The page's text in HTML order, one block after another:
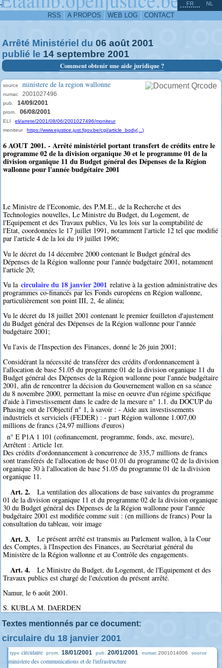
-
RSS A PROPOS WEB LOG CONTACT
FR NL
Arrêté Ministériel du 06 août 2001
publié le 14 septembre 2001
Comment obtenir une aide juridique ?
source ministere de la region wallonne
numac 2001027496
pub. 14/09/2001
prom. 06/08/2001
ELI
eli/arrete/2001/08/06/2001027496/moniteur
moniteur
https://www.ejustice.just.fgov.be/cgi/article_body(...)
6 AOUT 2001. - Arrêté ministériel portant transfert de crédits entre le
programme 02 de la division organique 30 et le programme 01 de la
division organique 11 du Budget général des Dépenses de la Région
wallonne pour l'année budgétaire 2001
Le Ministre de l'Economie, des P.M.E., de la Recherche et des
Technologies nouvelles, Le Ministre du Budget, du Logement, de
l'Equipement et des Travaux publics, Vu les lois sur la comptabilité de
l'Etat, coordonnées le 17 juillet 1991, notamment l'article 12 tel que modifié
par l'article 4 de la loi du 19 juillet 1996;
Vu le décret du 14 décembre 2000 contenant le Budget général des
Dépenses de la Région wallonne pour l'année budgétaire 2001, notamment
l'article 20;
Vu la circulaire du 18 janvier 2001 relative à la gestion administrative des
programmes co-financés par les Fonds européens en Région wallonne,
particulièrement son point III, 2, 4e alinéa;
Vu le décret du 18 juillet 2001 contenant le premier feuilleton d'ajustement
du Budget général des Dépenses de la Région wallonne pour l'année
budgétaire 2001;
Vu l'avis de l'Inspection des Finances, donné le 26 juin 2001;
Considérant la nécessité de transférer des crédits d'ordonnancement à
l'allocation de base 51.05 du programme 01 de la division organique 11 du
Budget général des Dépenses de la Région wallonne pour l'année budgétaire
2001, afin de rencontrer la décision du Gouvernement wallon en sa séance
du 8 novembre 2000, permettant la mise en oeuvre d'un régime spécifique
d'aide à l'investissement dans le cadre de la mesure n° 1.1. du DOCUP du
Phasing out de l'Objectif n° 1, à savoir : - Aide aux investissements
industriels et serviciels (FEDER) : - part Région wallonne 1.007,00
millions de francs (24,97 millions d'euros)
n° E P1A 1 101 (cofinancement, programme, fonds, axe, mesure),
Arrêtent : Article 1er.
Des crédits d'ordonnancement à concurrence de 335,7 millions de francs
sont transférés de l'allocation de base 01.01 du programme 02 de la division
organique 30 à l'allocation de base 51.05 du programme 01 de la division
organique 11.
Art. 2.
La ventilation des allocations de base suivantes du programme
01 de la division organique 11 et du programme 02 de la division organique
30 du Budget général des Dépenses de la Région wallonne pour l'année
budgétaire 2001 est modifiée comme suit : (en millions de francs) Pour la
consultation du tableau, voir image
Art. 3.
Le présent arrêté est transmis au Parlement wallon, à la Cour
des Comptes, à l'Inspection des Finances, au Secrétariat général du
Ministère de la Région wallonne et au Contrôle des engagements.
Art. 4.
Le Ministre du Budget, du Logement, de l'Equipement et des
Travaux publics est chargé de l'exécution du présent arrêté.
Namur, le 6 août 2001.
S. KUBLA M. DAERDEN
Textes mentionnés par ce document:
circulaire du 18 janvier 2001
type circulaire prom. 18/01/2001 pub. 20/01/2001 numac 2001014006 source
ministere des communications et de l'infrastructure
^